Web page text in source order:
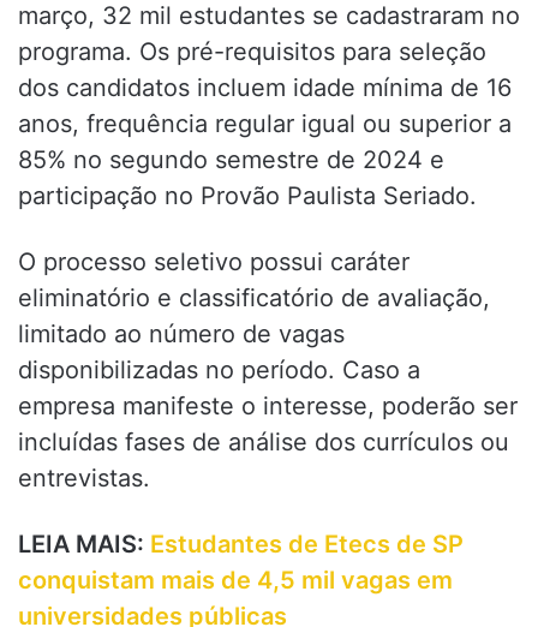
março, 32 mil estudantes se cadastraram no
programa. Os pré-requisitos para seleção
dos candidatos incluem idade mínima de 16
anos, frequência regular igual ou superior a
85% no segundo semestre de 2024 e
participação no Provão Paulista Seriado.
O processo seletivo possui caráter
eliminatório e classificatório de avaliação,
limitado ao número de vagas
disponibilizadas no período. Caso a
empresa manifeste o interesse, poderão ser
incluídas fases de análise dos currículos ou
entrevistas.
LEIA MAIS: Estudantes de Etecs de SP
conquistam mais de 4,5 mil vagas em
universidades públicas